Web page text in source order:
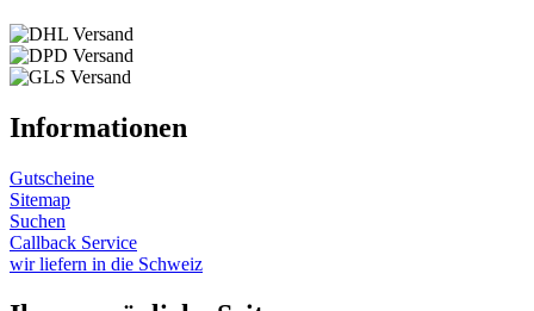
Informationen
Gutscheine
Sitemap
Suchen
Callback Service
wir liefern in die Schweiz